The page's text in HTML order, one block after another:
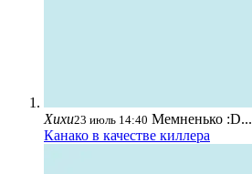
Хихи23 июль 14:40 Мемненько :D...
Канако в качестве киллера